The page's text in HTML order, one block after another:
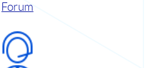
Forum